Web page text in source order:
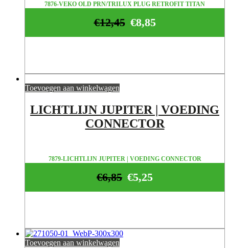
7876-VEKO OLD PRN/TRILUX PLUG RETROFIT TITAN
€8,85
€12,45
Toevoegen aan winkelwagen
LICHTLIJN JUPITER | VOEDING
CONNECTOR
7879-LICHTLIJN JUPITER | VOEDING CONNECTOR
€5,25
€6,85
Toevoegen aan winkelwagen